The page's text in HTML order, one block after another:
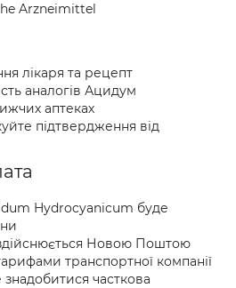
Arzneimittel
лікаря та рецепт
аналогів Ацидум
аптеках
підтвердження від
Hydrocyanicum буде
Новою Поштою
транспортної компанії
часткова